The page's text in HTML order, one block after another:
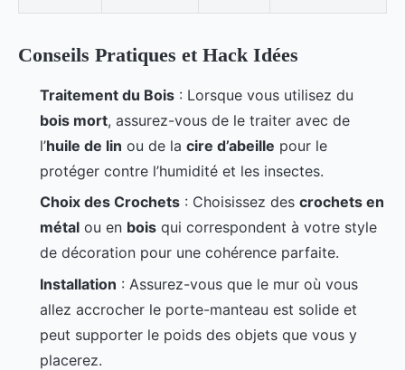
Conseils Pratiques et Hack Idées
Traitement du Bois : Lorsque vous utilisez du
bois mort, assurez-vous de le traiter avec de
l’huile de lin ou de la cire d’abeille pour le
protéger contre l’humidité et les insectes.
Choix des Crochets : Choisissez des crochets en
métal ou en bois qui correspondent à votre style
de décoration pour une cohérence parfaite.
Installation : Assurez-vous que le mur où vous
allez accrocher le porte-manteau est solide et
peut supporter le poids des objets que vous y
placerez.